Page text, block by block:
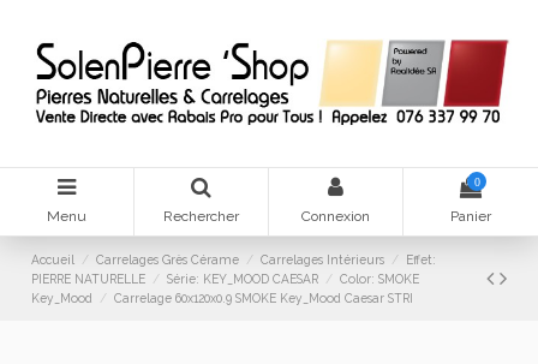
Menu Rechercher Connexion
0
Panier
Accueil Carrelages Grès Cérame Carrelages Intérieurs
Effet:
PIERRE NATURELLE
Série: KEY_MOOD CAESAR
Color: SMOKE
Key_Mood
Carrelage 60x120x0.9 SMOKE Key_Mood Caesar STRI